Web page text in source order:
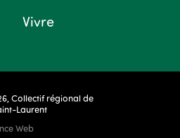
Vivre
Collectif régional de
Laurent
Web